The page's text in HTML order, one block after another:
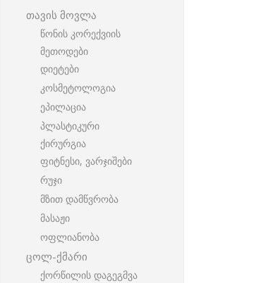
თავის მოვლა
წონის კორექვიის
მეთოდები
დიეტები
კოსმეტოლოგია
ეპილაცია
პლასტიკური
ქირურგია
ფიტნესი, ვარჯიშები
რუჯი
მზით დამწვრობა
მასაჟი
ოფლიანობა
ცოლ-ქმარი
ქორწილის დაგეგმვა